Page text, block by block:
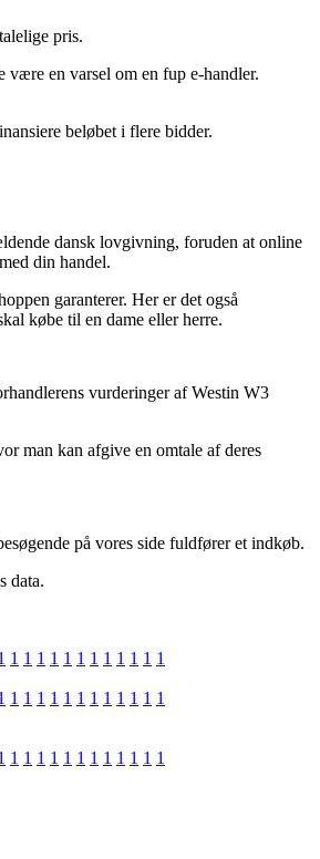
pris.
være en varsel om en fup e-handler.
beløbet i flere bidder.
dansk lovgivning, foruden at online
din handel.
garanterer. Her er det også
købe til en dame eller herre.
vurderinger af Westin W3
man kan afgive en omtale af deres
på vores side fuldfører et indkøb.
data.
1 1 1 1 1 1 1 1 1 1 1 1
1 1 1 1 1 1 1 1 1 1 1 1
1 1 1 1 1 1 1 1 1 1 1 1